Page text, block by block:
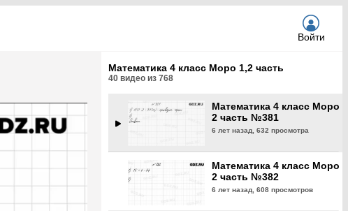
Войти
Математика 4 класс Моро 1,2 часть
40 видео из 768
6 лет назад,586 просмотров
Математика 4 класс Моро
2 часть №381
6 лет назад, 632 просмотра
Математика 4 класс Моро
2 часть №382
6 лет назад, 608 просмотров